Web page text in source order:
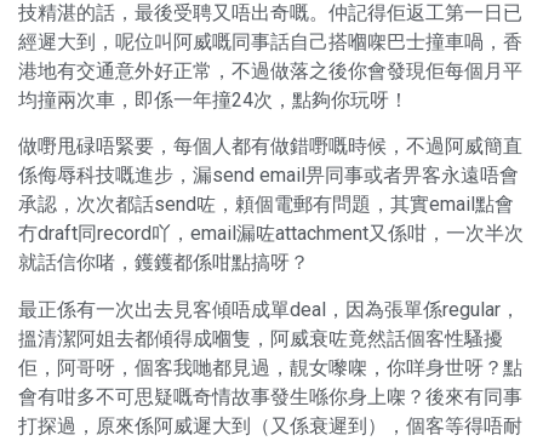
技精湛的話，最後受聘又唔出奇嘅。仲記得佢返工第一日已
經遲大到，呢位叫阿威嘅同事話自己搭嗰㗎巴士撞車喎，香
港地有交通意外好正常，不過做落之後你會發現佢每個月平
均撞兩次車，即係一年撞24次，點夠你玩呀！
做嘢甩碌唔緊要，每個人都有做錯嘢嘅時候，不過阿威簡直
係侮辱科技嘅進步，漏send email畀同事或者畀客永遠唔會
承認，次次都話send咗，頼個電郵有問題，其實email點會
冇draft同record吖，email漏咗attachment又係咁，一次半次
就話信你啫，鑊鑊都係咁點搞呀？
最正係有一次出去見客傾唔成單deal，因為張單係regular，
搵清潔阿姐去都傾得成嗰隻，阿威衰咗竟然話個客性騷擾
佢，阿哥呀，個客我哋都見過，靚女嚟㗎，你咩身世呀？點
會有咁多不可思疑嘅奇情故事發生喺你身上㗎？後來有同事
打探過，原來係阿威遲大到（又係衰遲到），個客等得唔耐